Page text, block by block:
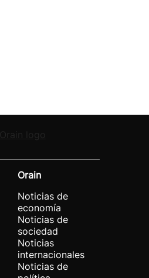
Orain
Noticias de
economía
Noticias de
sociedad
Noticias
internacionales
Noticias de